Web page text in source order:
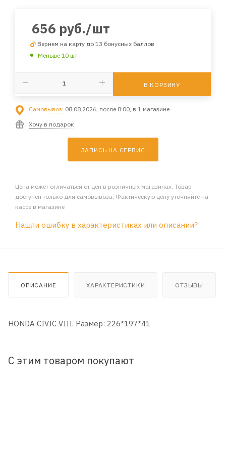
656 руб./шт
Вернем на карту до 13 бонусных баллов
Меньше 10 шт
В КОРЗИНУ
Самовывоз: 08.08.2026, после 8:00, в 1 магазине
Хочу в подарок
ЗАПИСЬ НА СЕРВИС
Цена может отличаться от цен в розничных магазинах. Товар
доступен только для самовывоза. Фактическую цену уточняйте на
кассе в магазине
Нашли ошибку в характеристиках или описании?
ОПИСАНИЕ ХАРАКТЕРИСТИКИ ОТЗЫВЫ
HONDA CIVIC VIII. Размер: 226*197*41
С этим товаром покупают